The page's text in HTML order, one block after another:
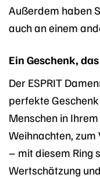
Außerdem haben
auch an einem
Ein Geschenk,
Der ESPRIT
perfekte
Menschen in
Weihnachten,
– mit diesem Ring
Wertschätzung